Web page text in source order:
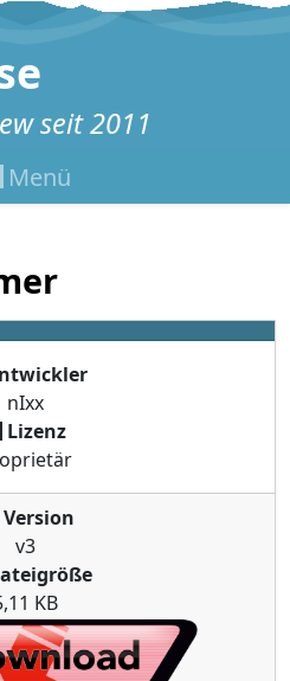
seit 2011
Menü
nIxx
Lizenz
Version
v3
KB